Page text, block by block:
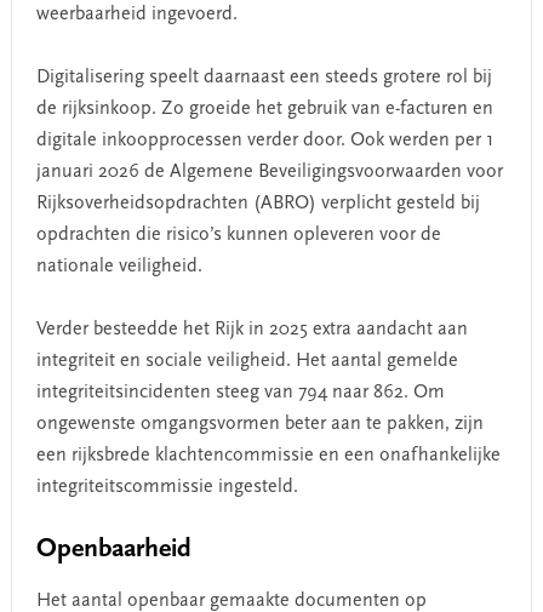
weerbaarheid ingevoerd.
Digitalisering speelt daarnaast een steeds grotere rol bij
de rijksinkoop. Zo groeide het gebruik van e-facturen en
digitale inkoopprocessen verder door. Ook werden per 1
januari 2026 de Algemene Beveiligingsvoorwaarden voor
Rijksoverheidsopdrachten (ABRO) verplicht gesteld bij
opdrachten die risico’s kunnen opleveren voor de
nationale veiligheid.
Verder besteedde het Rijk in 2025 extra aandacht aan
integriteit en sociale veiligheid. Het aantal gemelde
integriteitsincidenten steeg van 794 naar 862. Om
ongewenste omgangsvormen beter aan te pakken, zijn
een rijksbrede klachtencommissie en een onafhankelijke
integriteitscommissie ingesteld.
Openbaarheid
Het aantal openbaar gemaakte documenten op